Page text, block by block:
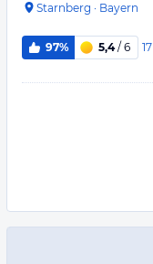
Starnberg · Bayern
97% 5,4/ 6 17